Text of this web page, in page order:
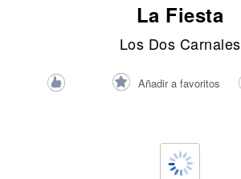
La Fiesta
Los Dos Carnales
Añadir a favoritos